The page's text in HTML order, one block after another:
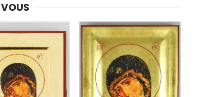
€12.00 €9.60
Bonbons Pastilles Menthe à l'Eau de Lourdes - 130g
€7.90